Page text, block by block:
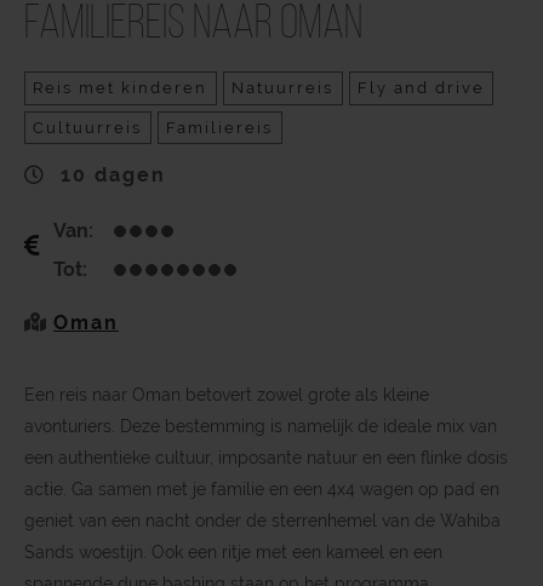
Familiereis naar Oman
Reis met kinderen Natuurreis Fly and drive
Cultuurreis Familiereis
10 dagen
Van:
Tot:
Oman
Een reis naar Oman betovert zowel grote als kleine
avonturiers. Deze bestemming is namelijk de ideale mix van
een authentieke cultuur, imposante natuur en een flinke dosis
actie. Ga samen met je familie en een 4x4 wagen op pad en
geniet van een nacht onder de sterrenhemel van de Wahiba
Sands woestijn. Ook een ritje met een kameel en een